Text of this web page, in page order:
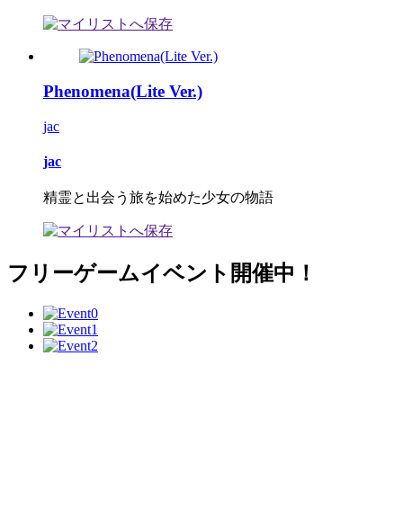
Phenomena(Lite Ver.)
jac
jac
精霊と出会う旅を始めた少女の物語
フリーゲームイベント開催中！